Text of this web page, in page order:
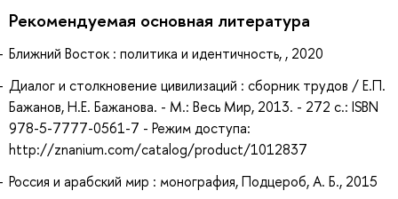
Рекомендуемая основная литература
Ближний Восток : политика и идентичность, , 2020
Диалог и столкновение цивилизаций : сборник трудов / Е.П.
Бажанов, Н.Е. Бажанова. - М.: Весь Мир, 2013. - 272 с.: ISBN
978-5-7777-0561-7 - Режим доступа:
http://znanium.com/catalog/product/1012837
Россия и арабский мир : монография, Подцероб, А. Б., 2015